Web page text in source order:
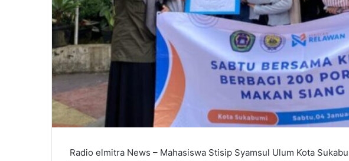
Radio elmitra News – Mahasiswa Stisip Syamsul Ulum Kota